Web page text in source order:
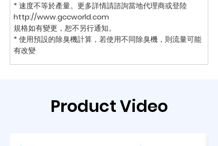
* 速度不等於產量。更多詳情請諮詢當地代理商或登陸
http://www.gccworld.com
規格如有變更，恕不另行通知。
* 使用預設的除臭機計算，若使用不同除臭機，則流量可能
有改變​
Product Video